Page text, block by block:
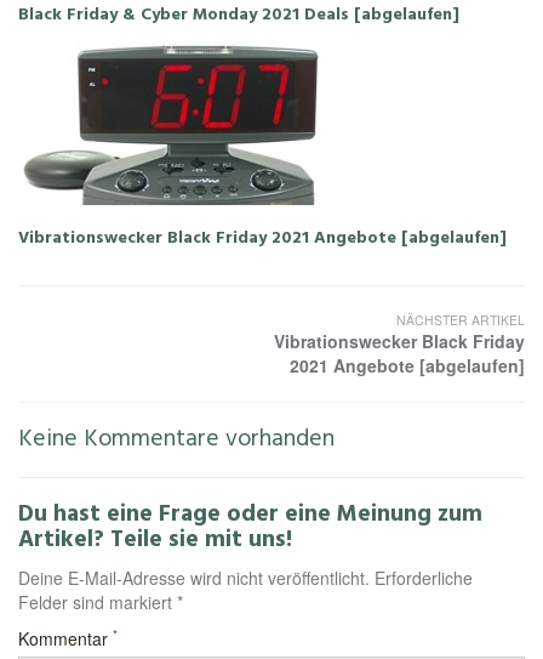
Black Friday & Cyber Monday 2021 Deals [abgelaufen]
Vibrationswecker Black Friday 2021 Angebote [abgelaufen]
NÄCHSTER ARTIKEL
Vibrationswecker Black Friday
2021 Angebote [abgelaufen]
Keine Kommentare vorhanden
Du hast eine Frage oder eine Meinung zum
Artikel? Teile sie mit uns!
Deine E-Mail-Adresse wird nicht veröffentlicht. Erforderliche
Felder sind markiert *
Kommentar *